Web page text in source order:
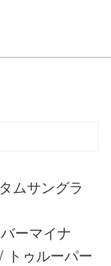
ムサングラ
ーマイナ
ゥルーパー